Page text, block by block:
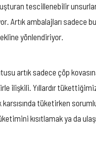
tescillenebilir
ambalajları sadece
yönlendiriyor.
artık sadece çöp
Yıllardır
tüketirken
kısıtlamak ya da